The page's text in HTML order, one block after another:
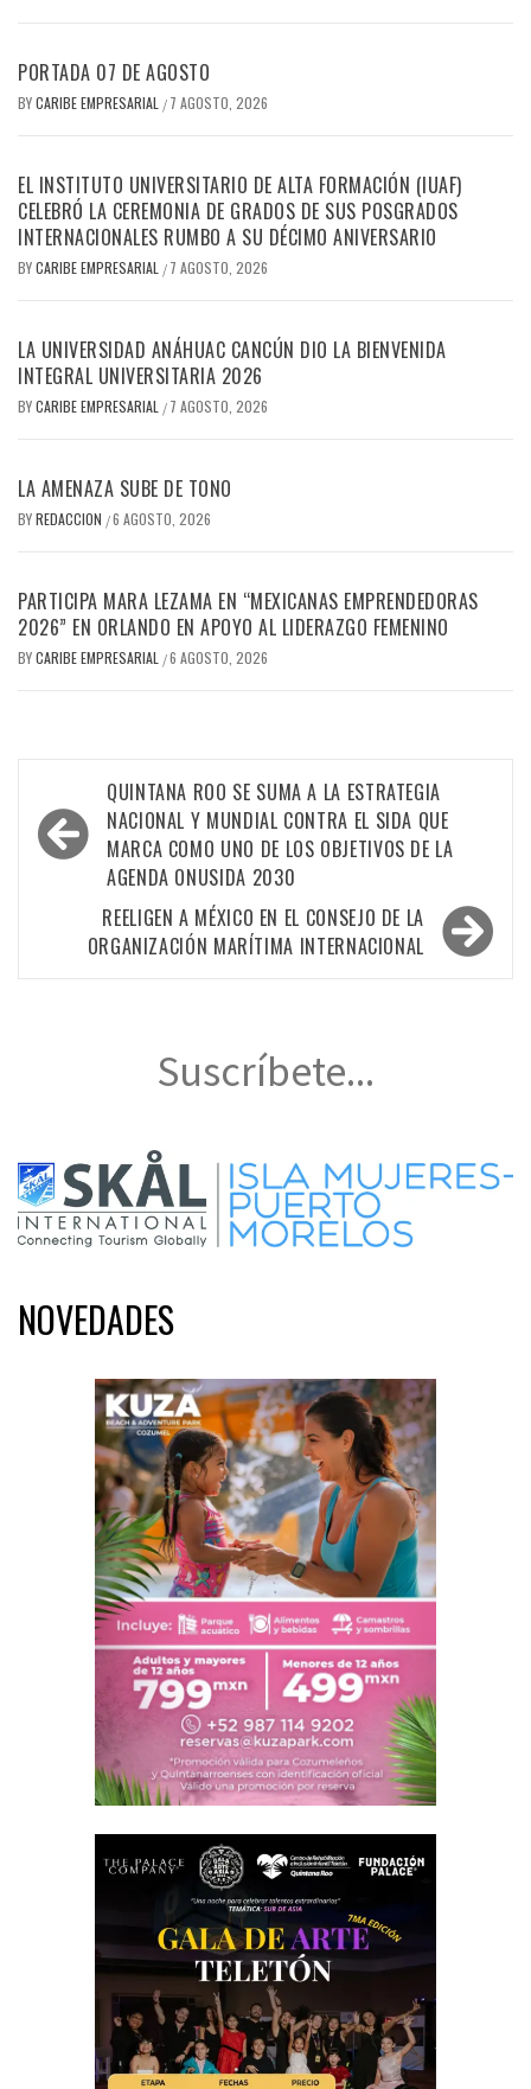
PORTADA 07 DE AGOSTO
BYCARIBE EMPRESARIAL / 7 AGOSTO, 2026
EL INSTITUTO UNIVERSITARIO DE ALTA FORMACIÓN (IUAF)
CELEBRÓ LA CEREMONIA DE GRADOS DE SUS POSGRADOS
INTERNACIONALES RUMBO A SU DÉCIMO ANIVERSARIO
BYCARIBE EMPRESARIAL / 7 AGOSTO, 2026
LA UNIVERSIDAD ANÁHUAC CANCÚN DIO LA BIENVENIDA
INTEGRAL UNIVERSITARIA 2026
BYCARIBE EMPRESARIAL / 7 AGOSTO, 2026
LA AMENAZA SUBE DE TONO
BYREDACCION /6 AGOSTO, 2026
PARTICIPA MARA LEZAMA EN “MEXICANAS EMPRENDEDORAS
2026” EN ORLANDO EN APOYO AL LIDERAZGO FEMENINO
BYCARIBE EMPRESARIAL /6 AGOSTO, 2026
Navegación
de
entradas
QUINTANA ROO SE SUMA A LA ESTRATEGIA
NACIONAL Y MUNDIAL CONTRA EL SIDA QUE
MARCA COMO UNO DE LOS OBJETIVOS DE LA
AGENDA ONUSIDA 2030
REELIGEN A MÉXICO EN EL CONSEJO DE LA
ORGANIZACIÓN MARÍTIMA INTERNACIONAL
Suscríbete...
NOVEDADES